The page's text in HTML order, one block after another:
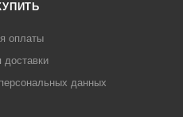
оплаты
доставки
данных